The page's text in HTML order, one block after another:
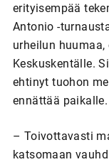
erityisempää
Antonio -
urheilun
Keskuskentälle.
ehtinyt tuohon
ennättää paikalle.
– Toivottavasti
katsomaan